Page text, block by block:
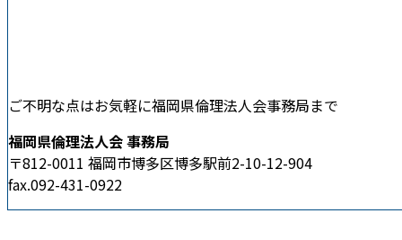
ご不明な点はお気軽に福岡県倫理法人会事務局まで
福岡県倫理法人会 事務局
〒812-0011 福岡市博多区博多駅前2-10-12-904
fax.092-431-0922